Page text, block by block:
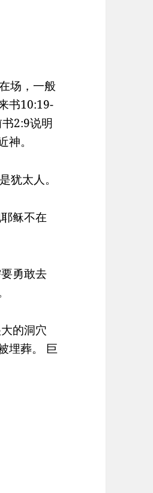
场，一般
书10:19-
2:9说明
。
犹太人。
稣不在
勇敢去
的洞穴
埋葬。 巨